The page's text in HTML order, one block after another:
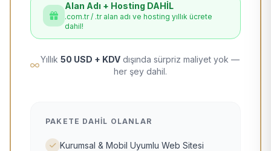
Alan Adı + Hosting DAHİL
.com.tr / .tr alan adı ve hosting yıllık ücrete
dahil!
Yıllık 50 USD + KDV dışında sürpriz maliyet yok —
her şey dahil.
PAKETE DAHIL OLANLAR
Kurumsal & Mobil Uyumlu Web Sitesi